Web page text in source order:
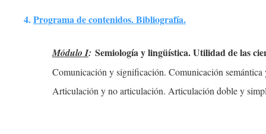
4.Programa de contenidos. Bibliografía.
Módulo I: Semiología y lingüística. Utilidad de las
Comunicación y significación. Comunicación
Articulación y no articulación. Articulación doble y